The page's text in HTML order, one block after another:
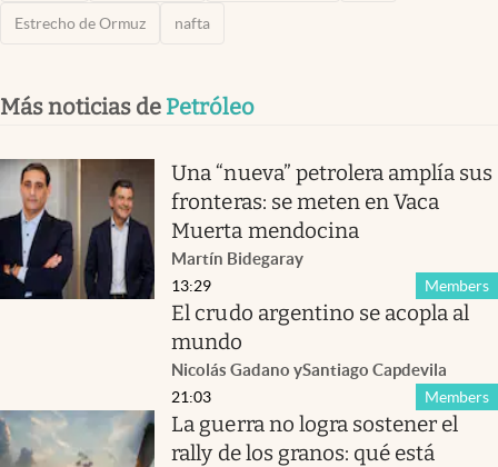
Estrecho de Ormuz nafta
Más noticias de Petróleo
Una “nueva” petrolera amplía sus
fronteras: se meten en Vaca
Muerta mendocina
Martín Bidegaray
Members
13:29
El crudo argentino se acopla al
mundo
Nicolás Gadano ySantiago Capdevila
Members
21:03
La guerra no logra sostener el
rally de los granos: qué está